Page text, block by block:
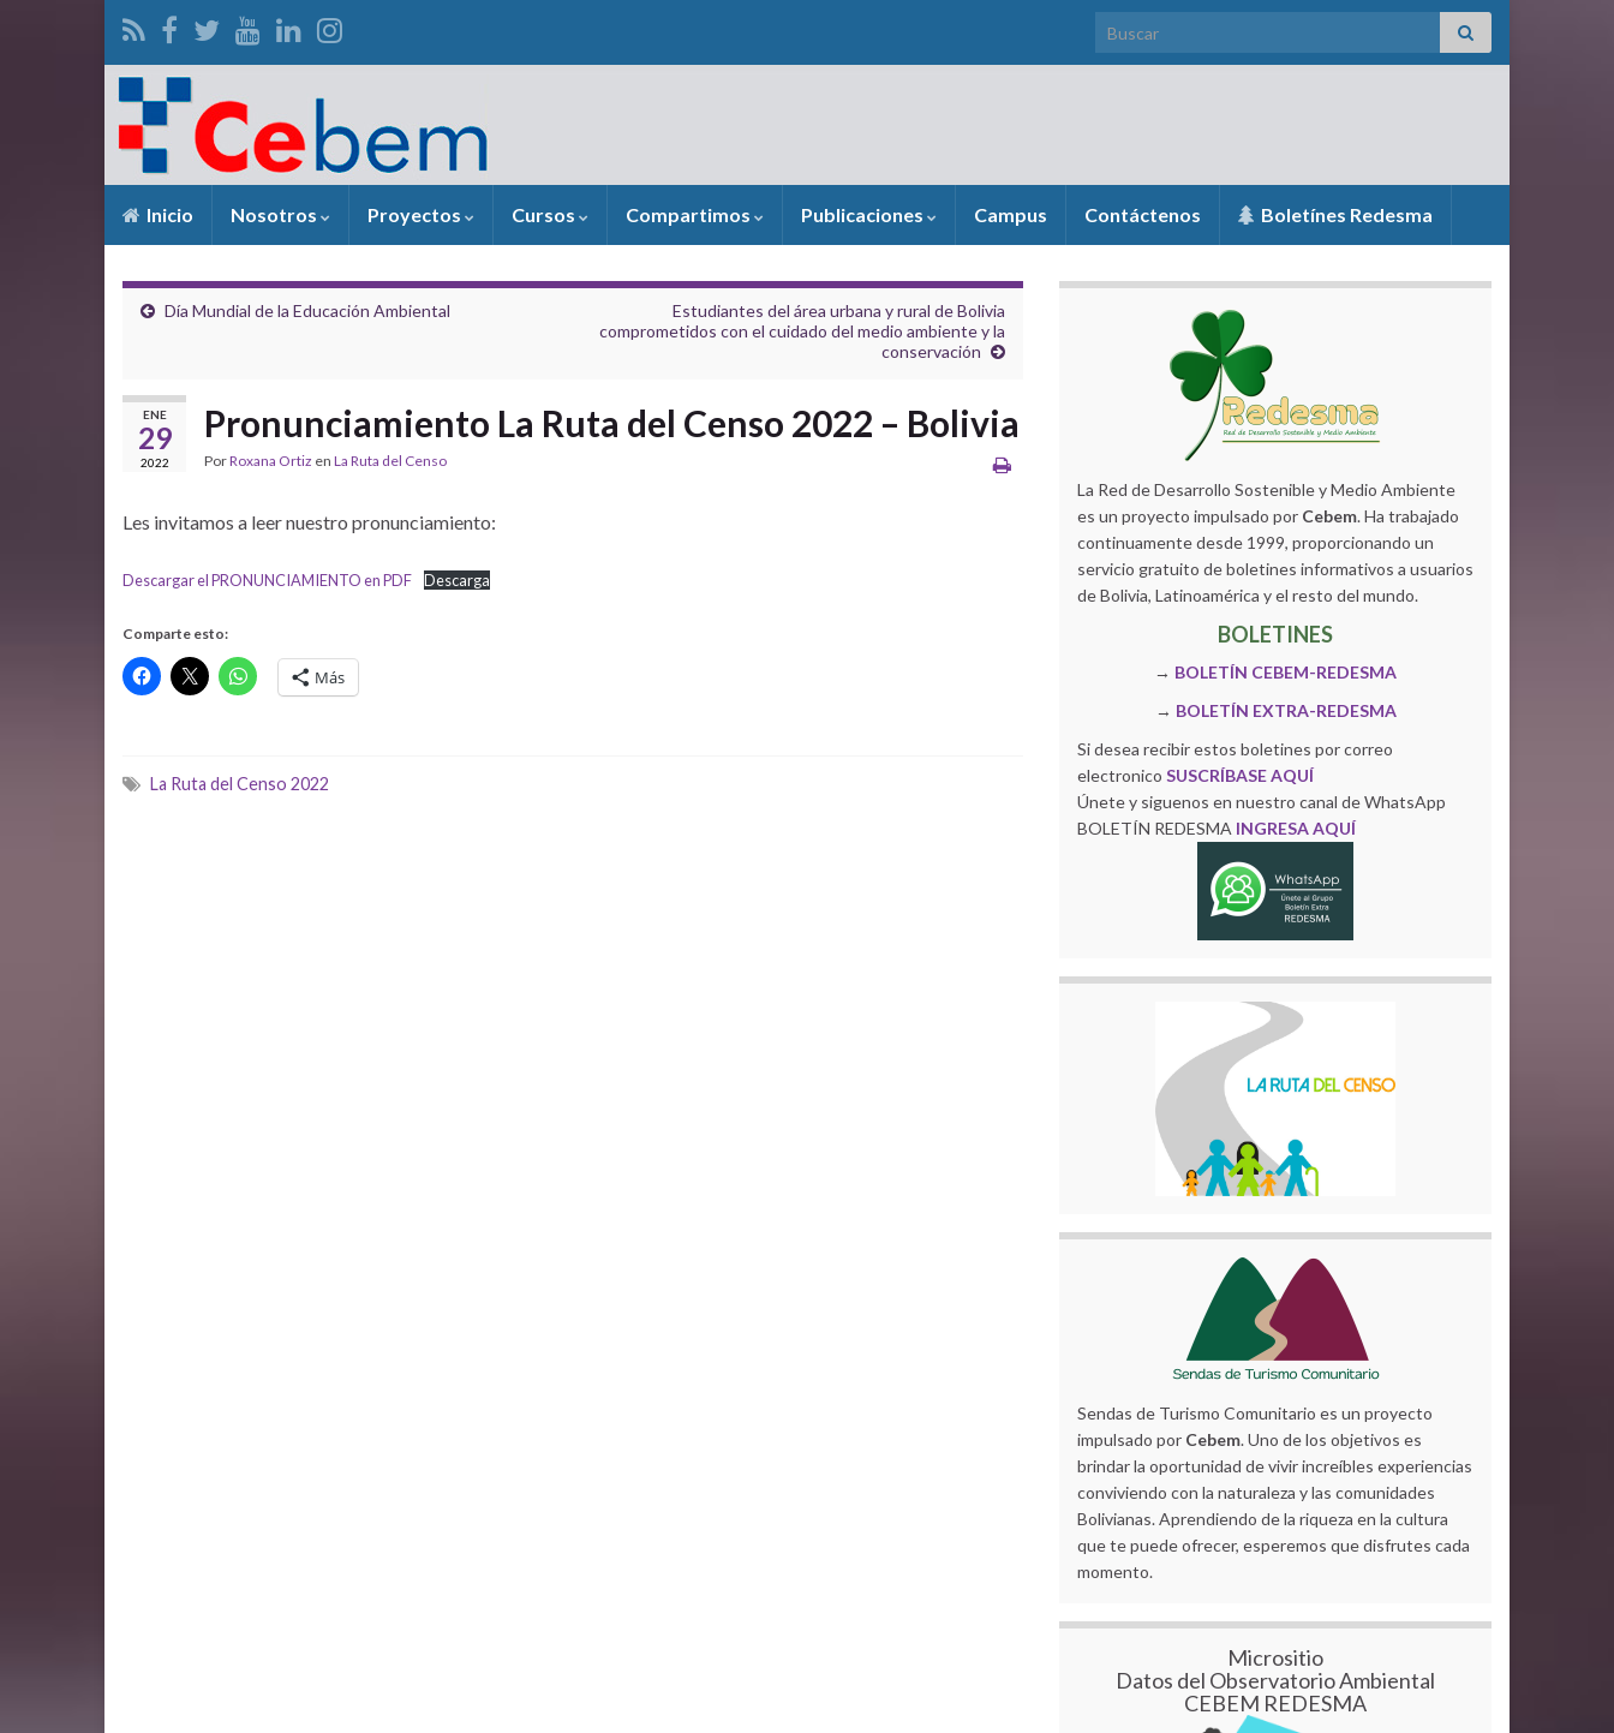
Search for:
Inicio Nosotros Proyectos Cursos Compartimos Publicaciones Campus Contáctenos Boletínes Redesma
Día Mundial de la Educación Ambiental
Estudiantes del área urbana y rural de Bolivia
comprometidos con el cuidado del medio ambiente y la
conservación
ENE
29
2022
Pronunciamiento La Ruta del Censo 2022 – Bolivia
PorRoxana Ortiz en La Ruta del Censo
Les invitamos a leer nuestro pronunciamiento:
Descargar el PRONUNCIAMIENTO en PDF Descarga
Comparte esto:
Más
La Ruta del Censo 2022
La Red de Desarrollo Sostenible y Medio Ambiente
es un proyecto impulsado por Cebem. Ha trabajado
continuamente desde 1999, proporcionando un
servicio gratuito de boletines informativos a usuarios
de Bolivia, Latinoamérica y el resto del mundo.
BOLETINES
→ BOLETÍN CEBEM-REDESMA
→ BOLETÍN EXTRA-REDESMA
Si desea recibir estos boletines por correo
electronico SUSCRÍBASE AQUÍ
Únete y siguenos en nuestro canal de WhatsApp
BOLETÍN REDESMA INGRESA AQUÍ
Sendas de Turismo Comunitario es un proyecto
impulsado por Cebem. Uno de los objetivos es
brindar la oportunidad de vivir increíbles experiencias
conviviendo con la naturaleza y las comunidades
Bolivianas. Aprendiendo de la riqueza en la cultura
que te puede ofrecer, esperemos que disfrutes cada
momento.
Micrositio
Datos del Observatorio Ambiental
CEBEM REDESMA